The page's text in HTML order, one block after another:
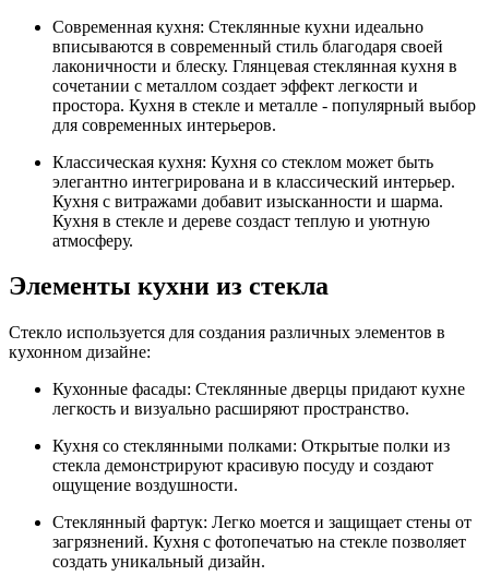
Современная кухня: Стеклянные кухни идеально
вписываются в современный стиль благодаря своей
лаконичности и блеску. Глянцевая стеклянная кухня в
сочетании с металлом создает эффект легкости и
простора. Кухня в стекле и металле - популярный выбор
для современных интерьеров.
Классическая кухня: Кухня со стеклом может быть
элегантно интегрирована и в классический интерьер.
Кухня с витражами добавит изысканности и шарма.
Кухня в стекле и дереве создаст теплую и уютную
атмосферу.
Элементы кухни из стекла
Стекло используется для создания различных элементов в
кухонном дизайне:
Кухонные фасады: Стеклянные дверцы придают кухне
легкость и визуально расширяют пространство.
Кухня со стеклянными полками: Открытые полки из
стекла демонстрируют красивую посуду и создают
ощущение воздушности.
Стеклянный фартук: Легко моется и защищает стены от
загрязнений. Кухня с фотопечатью на стекле позволяет
создать уникальный дизайн.